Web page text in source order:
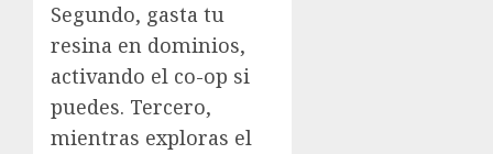
Segundo, gasta tu
resina en dominios,
activando el co-op si
puedes. Tercero,
mientras exploras el